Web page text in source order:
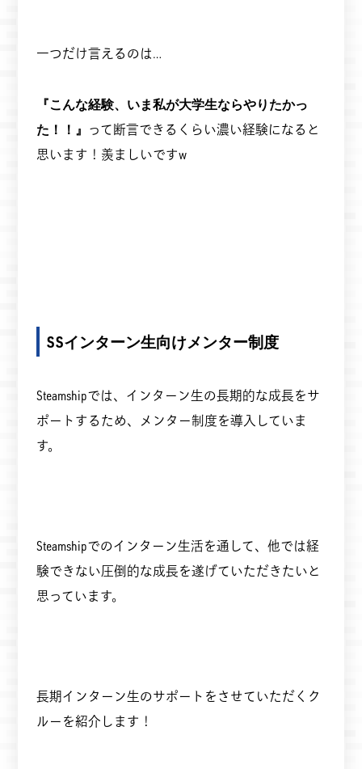
一つだけ言えるのは…
『こんな経験、いま私が大学生ならやりたかっ
た！！』 って断言できるくらい濃い経験になると
思います！羨ましいですw
SSインターン生向けメンター制度
Steamshipでは、インターン生の長期的な成長をサ
ポートするため、メンター制度を導入していま
す。
Steamshipでのインターン生活を通して、他では経
験できない圧倒的な成長を遂げていただきたいと
思っています。
長期インターン生のサポートをさせていただくク
ルーを紹介します！